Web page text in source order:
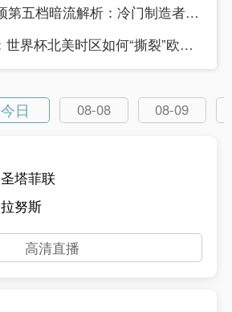
2026世欧预第五档暗流解析：冷门制造者的DNA与附加赛突围密码
昼夜错位：世界杯北美时区如何“撕裂”欧洲球迷的生理时钟
今日 08-08
08-09
圣塔菲联
拉努斯
高清直播